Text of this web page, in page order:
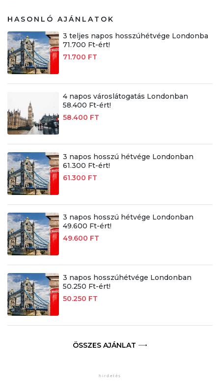
HASONLÓ AJÁNLATOK
3 teljes napos hosszúhétvége Londonba
71.700 Ft-ért!
71.700 FT
4 napos városlátogatás Londonban
58.400 Ft-ért!
58.400 FT
3 napos hosszú hétvége Londonban
61.300 Ft-ért!
61.300 FT
3 napos hosszú hétvége Londonban
49.600 Ft-ért!
49.600 FT
3 napos hosszúhétvége Londonban
50.250 Ft-ért!
50.250 FT
ÖSSZES AJÁNLAT